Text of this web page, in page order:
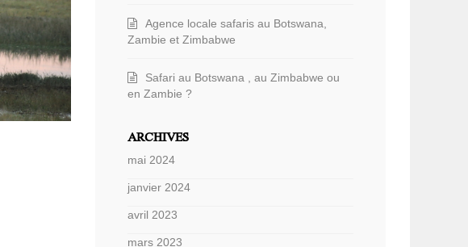
Agence locale safaris au Botswana,
Zambie et Zimbabwe
Safari au Botswana , au Zimbabwe ou
en Zambie ?
ARCHIVES
mai 2024
janvier 2024
avril 2023
mars 2023